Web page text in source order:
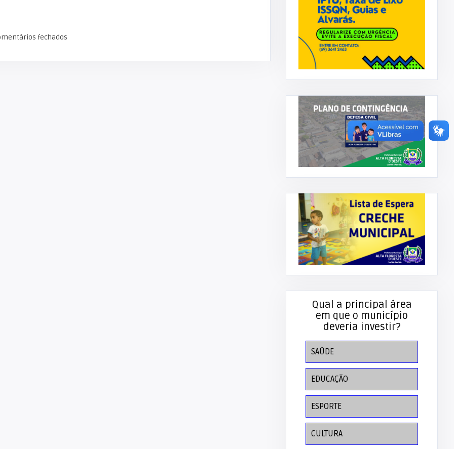
fechados
Qual a principal área
em que o município
deveria investir?
SAÚDE
EDUCAÇÃO
ESPORTE
CULTURA